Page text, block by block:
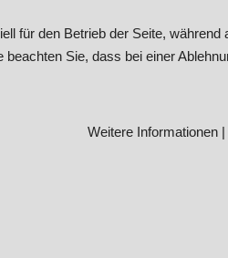
für den Betrieb der Seite,
Sie, dass bei einer
Weitere Informationen |